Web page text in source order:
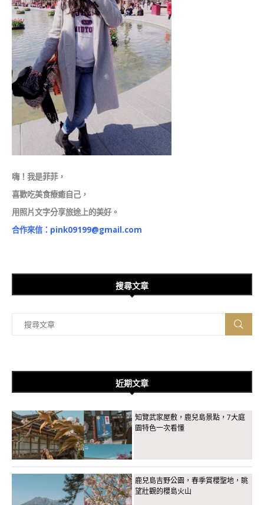
嗨！我是菲菲，
喜歡吃美食療癒自己，
用照片文字分享旅途上的美好。
合作來信： pink09199@gmail.com
搜尋文章
近期文章
知覽武家屋敷，鹿兒島景點，7大庭
園特色一次看懂
鹿兒島吉野公園，春季賞櫻聖地，眺
望壯觀的櫻島火山